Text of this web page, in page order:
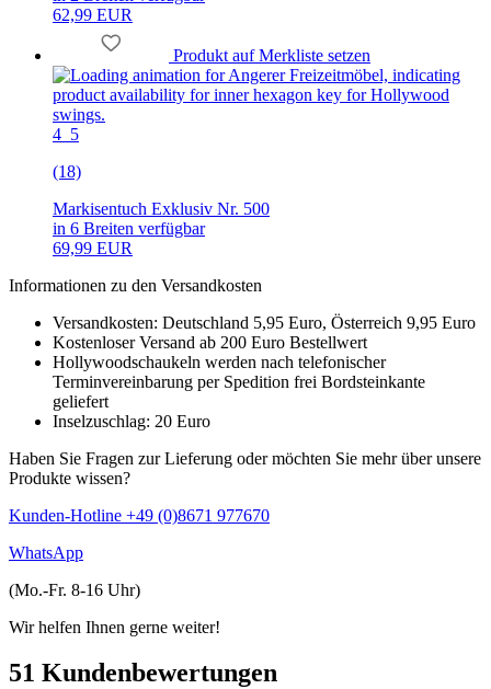
62,99 EUR
Produkt auf Merkliste setzen
4_5
(18)
Markisentuch Exklusiv Nr. 500
in 6 Breiten verfügbar
69,99 EUR
Informationen zu den Versandkosten
Versandkosten: Deutschland 5,95 Euro, Österreich 9,95 Euro
Kostenloser Versand ab 200 Euro Bestellwert
Hollywoodschaukeln werden nach telefonischer
Terminvereinbarung per Spedition frei Bordsteinkante
geliefert
Inselzuschlag: 20 Euro
Haben Sie Fragen zur Lieferung oder möchten Sie mehr über unsere
Produkte wissen?
Kunden-Hotline +49 (0)8671 977670
WhatsApp
(Mo.-Fr. 8-16 Uhr)
Wir helfen Ihnen gerne weiter!
51 Kundenbewertungen